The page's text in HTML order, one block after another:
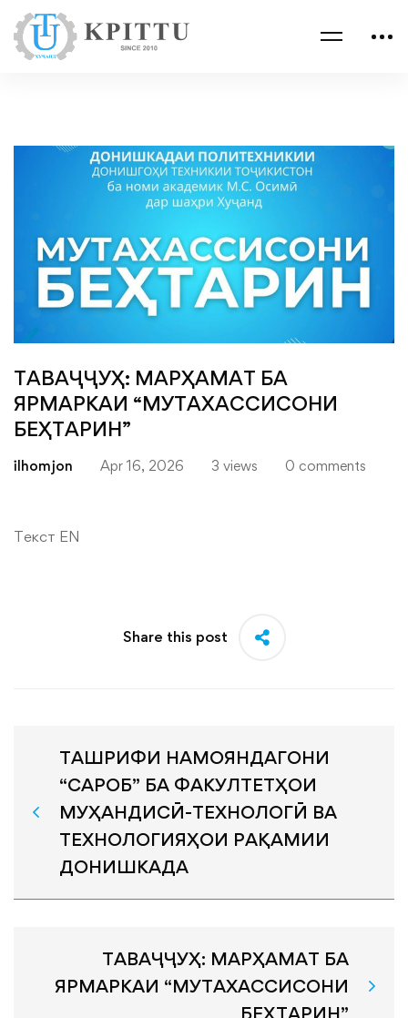
ТАВАҶҶУҲ: МАРҲАМАТ БА
ЯРМАРКАИ “МУТАХАССИСОНИ
БЕҲТАРИН”
ilhomjon Apr 16, 2026 3 views 0 comments
Текст EN
Share this post
ТАШРИФИ НАМОЯНДАГОНИ
“САРОБ” БА ФАКУЛТЕТҲОИ
МУҲАНДИСӢ-ТЕХНОЛОГӢ ВА
ТЕХНОЛОГИЯҲОИ РАҚАМИИ
ДОНИШКАДА
ТАВАҶҶУҲ: МАРҲАМАТ БА
ЯРМАРКАИ “МУТАХАССИСОНИ
БЕҲТАРИН”